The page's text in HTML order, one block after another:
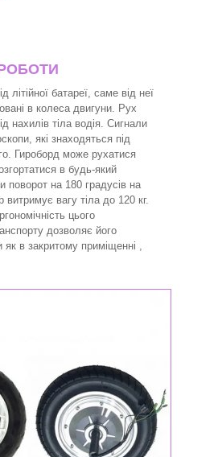
літійної батареї, саме від неї
в колеса двигуни. Рух
нахилів тіла водія. Сигнали
які знаходяться під
Гироборд може рухатися
в будь-який
поворот на 180 градусів на
витримує вагу тіла до 120 кг.
цього
дозволяє його
як в закритому приміщенні ,